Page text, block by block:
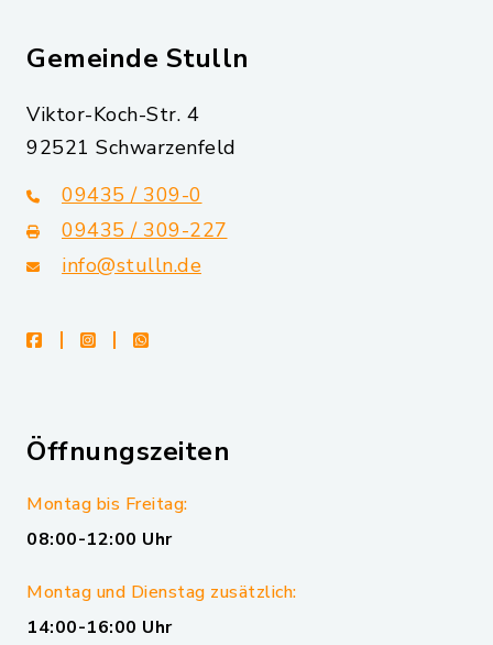
Gemeinde Stulln
Viktor-Koch-Str. 4
92521 Schwarzenfeld
09435 / 309-0
09435 / 309-227
info@stulln.de
facebookinstagramwhatsapp
Öffnungszeiten
Montag bis Freitag:
08:00-12:00 Uhr
Montag und Dienstag zusätzlich:
14:00-16:00 Uhr